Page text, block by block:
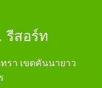
รีสอร์ท
รา เขตคันนายาว